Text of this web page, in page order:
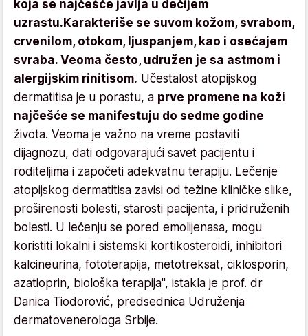
koja se najčešće javlja u dečijem
uzrastu.Karakteriše se suvom kožom, svrabom,
crvenilom, otokom, ljuspanjem, kao i osećajem
svraba. Veoma često, udružen je sa astmom i
alergijskim rinitisom. Učestalost atopijskog
dermatitisa je u porastu, a prve promene na koži
najčešće se manifestuju do sedme godine
života. Veoma je važno na vreme postaviti
dijagnozu, dati odgovarajući savet pacijentu i
roditeljima i započeti adekvatnu terapiju. Lečenje
atopijskog dermatitisa zavisi od težine kliničke slike,
proširenosti bolesti, starosti pacijenta, i pridruženih
bolesti. U lečenju se pored emolijenasa, mogu
koristiti lokalni i sistemski kortikosteroidi, inhibitori
kalcineurina, fototerapija, metotreksat, ciklosporin,
azatioprin, biološka terapija", istakla je prof. dr
Danica Tiodorović, predsednica Udruženja
dermatovenerologa Srbije.